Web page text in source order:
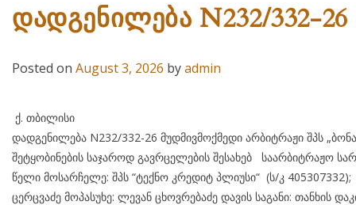
დადგენილება N232/332-26
Posted on August 3, 2026 byadmin
ქ. თბილისი 03
დადგენილება N232/332-26 მუდმივმოქმედი არბიტრაჟი შპს
შეტყობინების საჯაროდ გავრცელების შესახებ საარბიტრაჟო
წელი მოსარჩელე: შპს “ტექნო კრედიტ პლიუსი“ (ს/კ
ცერცვაძე მოპასუხე: ლევან ცხოვრებაძე დავის საგანი: თანხის